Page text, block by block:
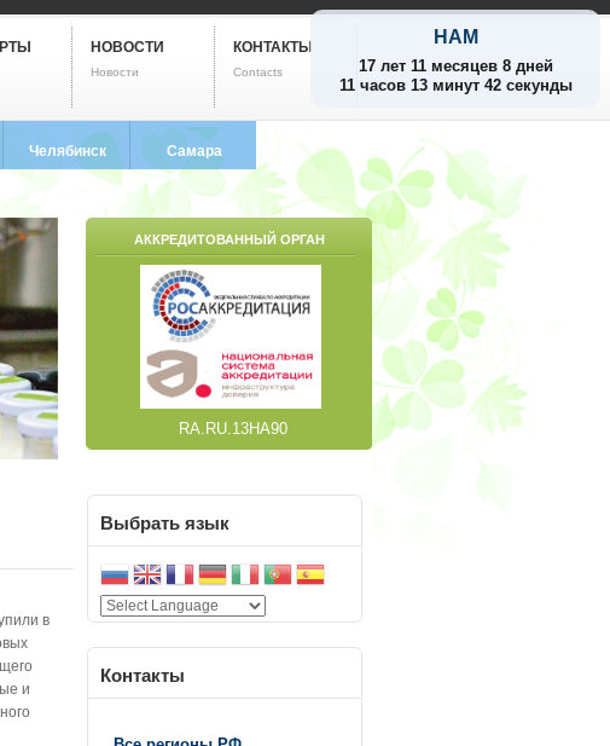
НАМ
17 лет 11 месяцев 8 дней
11 часов 13 минут 43 секунды
НОВОСТИ
Новости
КОНТАКТЫ
Contacts
Челябинск
8 (351) 799-5752
Самара
8 (846) 212-9733
АККРЕДИТОВАННЫЙ ОРГАН
RA.RU.13НА90
в
и
Выбрать язык
Контакты